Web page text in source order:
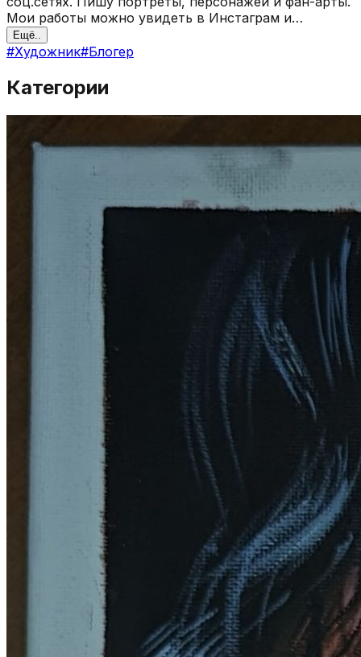
Мои работы можно увидеть в Инстаграм и
ВКонтакте.
Ещё..
#Художник#Блогер
Категории